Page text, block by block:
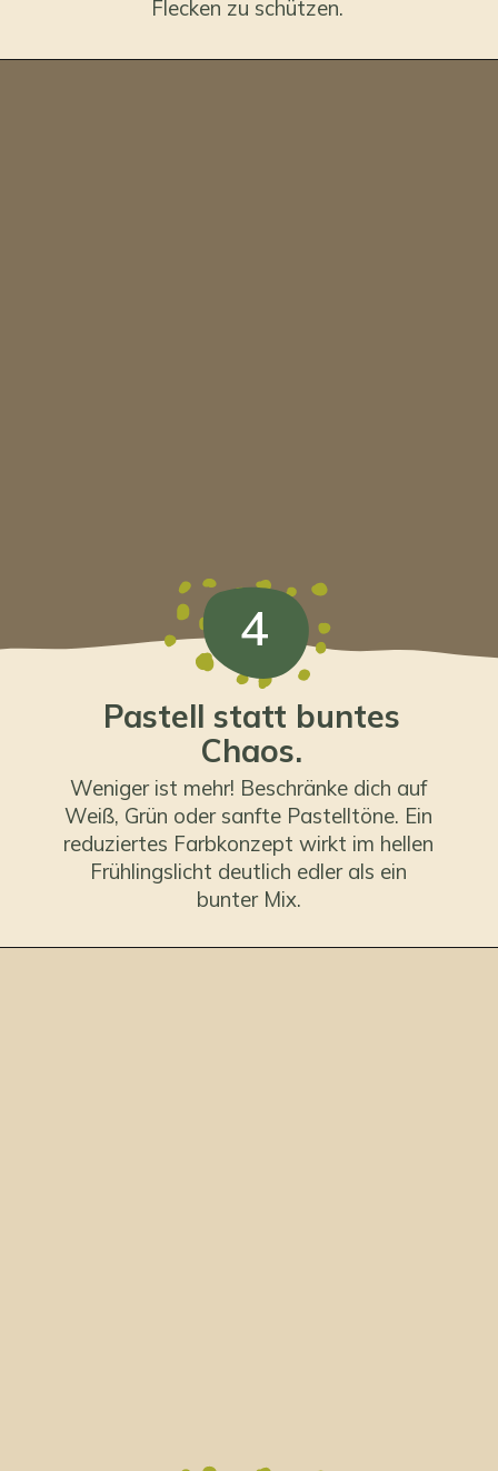
Flecken zu schützen.
4
Pastell statt buntes
Chaos.
Weniger ist mehr! Beschränke dich auf
Weiß, Grün oder sanfte Pastelltöne. Ein
reduziertes Farbkonzept wirkt im hellen
Frühlingslicht deutlich edler als ein
bunter Mix.